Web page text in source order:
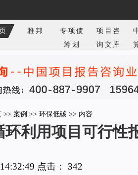
雅邦
专项债
筹划
项目咨
询文库
>> 案例 >> 环保低碳 >> 内容
环利用项目可行性
点击： 342